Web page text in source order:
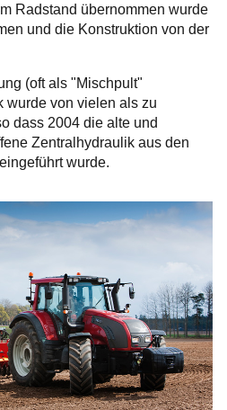
Radstand übernommen wurde
und die Konstruktion von der
(oft als "Mischpult"
wurde von vielen als zu
dass 2004 die alte und
Zentralhydraulik aus den
wurde.